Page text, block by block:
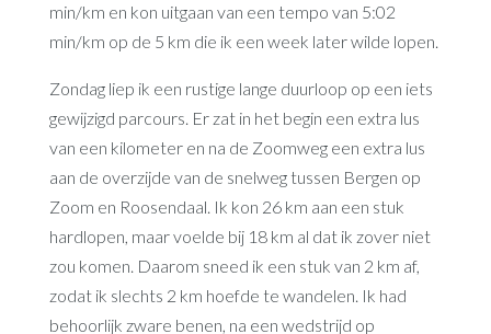
min/km en kon uitgaan van een tempo van 5:02
min/km op de 5 km die ik een week later wilde lopen.
Zondag liep ik een rustige lange duurloop op een iets
gewijzigd parcours. Er zat in het begin een extra lus
van een kilometer en na de Zoomweg een extra lus
aan de overzijde van de snelweg tussen Bergen op
Zoom en Roosendaal. Ik kon 26 km aan een stuk
hardlopen, maar voelde bij 18 km al dat ik zover niet
zou komen. Daarom sneed ik een stuk van 2 km af,
zodat ik slechts 2 km hoefde te wandelen. Ik had
behoorlijk zware benen, na een wedstrijd op